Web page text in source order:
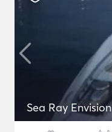
Sea Ray Envision